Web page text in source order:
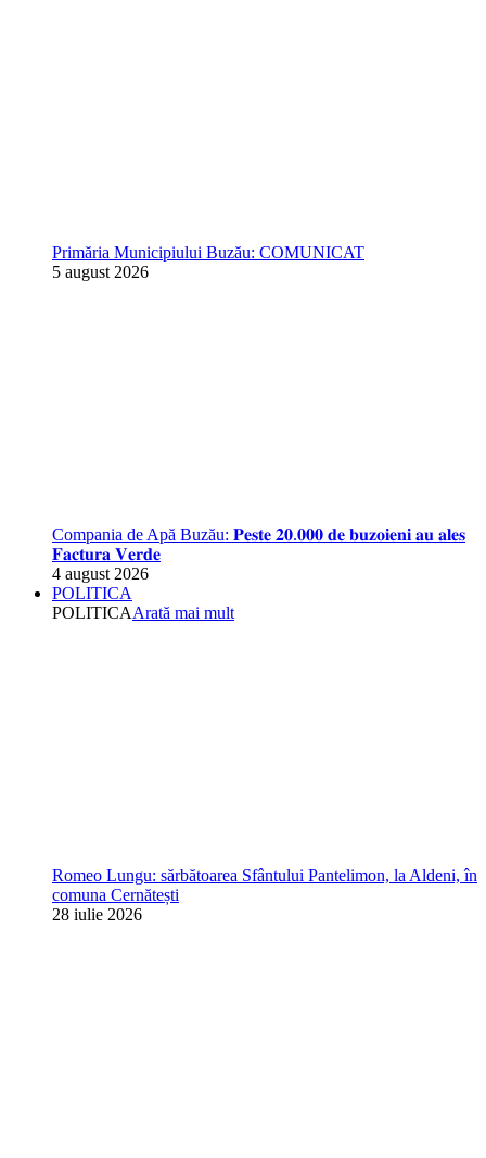
Primăria Municipiului Buzău: COMUNICAT
5 august 2026
Compania de Apă Buzău: 𝐏𝐞𝐬𝐭𝐞 𝟐𝟎.𝟎𝟎𝟎 𝐝𝐞 𝐛𝐮𝐳𝐨𝐢𝐞𝐧𝐢 𝐚𝐮 𝐚𝐥𝐞𝐬
𝐅𝐚𝐜𝐭𝐮𝐫𝐚 𝐕𝐞𝐫𝐝𝐞
4 august 2026
POLITICA
POLITICAArată mai mult
Romeo Lungu: sărbătoarea Sfântului Pantelimon, la Aldeni, în
comuna Cernătești
28 iulie 2026